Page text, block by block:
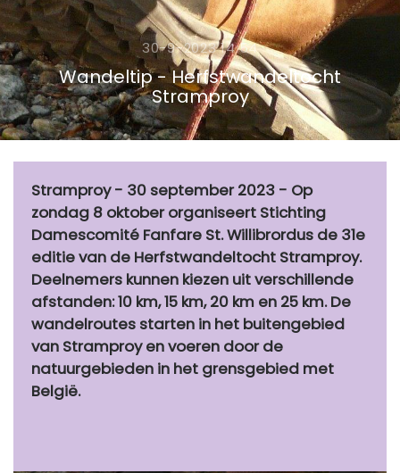
30-9-2023 14:54
Wandeltip - Herfstwandeltocht
Stramproy
Stramproy - 30 september 2023 - Op
zondag 8 oktober organiseert Stichting
Damescomité Fanfare St. Willibrordus de 31e
editie van de Herfstwandeltocht Stramproy.
Deelnemers kunnen kiezen uit verschillende
afstanden: 10 km, 15 km, 20 km en 25 km. De
wandelroutes starten in het buitengebied
van Stramproy en voeren door de
natuurgebieden in het grensgebied met
België.